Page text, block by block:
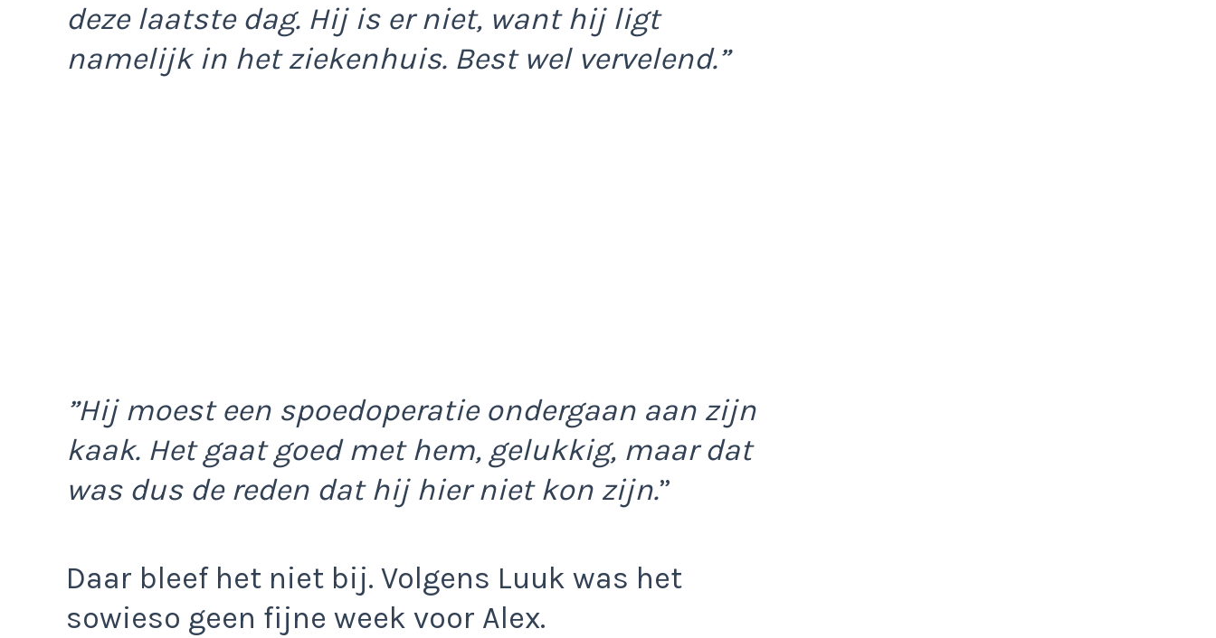
deze laatste dag. Hij is er niet, want hij ligt
namelijk in het ziekenhuis. Best wel vervelend.”
”Hij moest een spoedoperatie ondergaan aan zijn
kaak. Het gaat goed met hem, gelukkig, maar dat
was dus de reden dat hij hier niet kon zijn.”
Daar bleef het niet bij. Volgens Luuk was het
sowieso geen fijne week voor Alex.